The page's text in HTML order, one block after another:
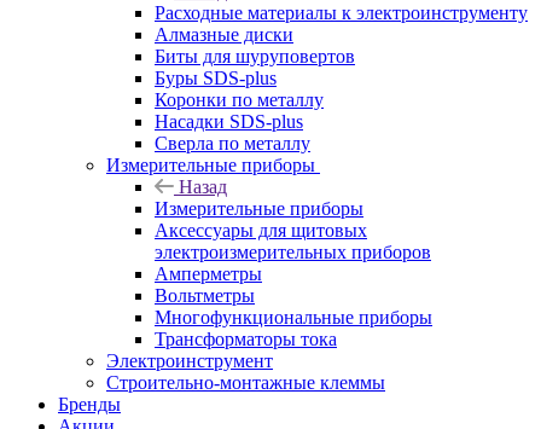
Расходные материалы к электроинструменту
Алмазные диски
Биты для шуруповертов
Буры SDS-plus
Коронки по металлу
Насадки SDS-plus
Сверла по металлу
Измерительные приборы
Назад
Измерительные приборы
Аксессуары для щитовых
электроизмерительных приборов
Амперметры
Вольтметры
Многофункциональные приборы
Трансформаторы тока
Электроинструмент
Строительно-монтажные клеммы
Бренды